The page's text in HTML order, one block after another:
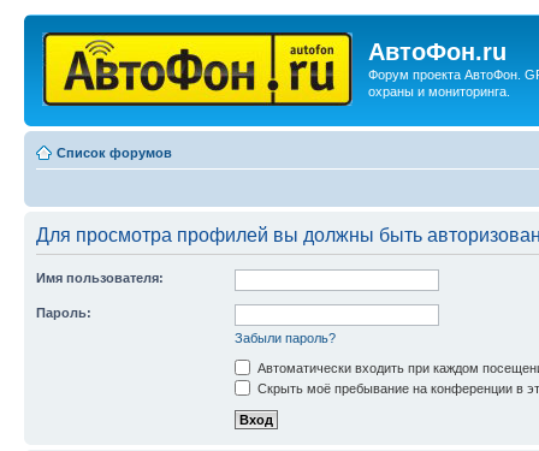
АвтоФон.ru
Форум проекта АвтоФон.
охраны и мониторинга.
Список форумов
Для просмотра профилей вы должны быть
Имя пользователя:
Пароль:
Забыли пароль?
Автоматически входить при каждом
Скрыть моё пребывание на конференции в